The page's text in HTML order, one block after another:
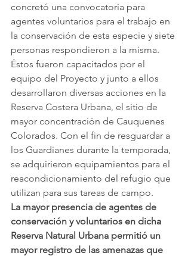
concretó una convocatoria para
agentes voluntarios para el trabajo en
la conservación de esta especie y siete
personas respondieron a la misma.
Éstos fueron capacitados por el
equipo del Proyecto y junto a ellos
desarrollaron diversas acciones en la
Reserva Costera Urbana, el sitio de
mayor concentración de Cauquenes
Colorados. Con el fin de resguardar a
los Guardianes durante la temporada,
se adquirieron equipamientos para el
reacondicionamiento del refugio que
utilizan para sus tareas de campo.
La mayor presencia de agentes de
conservación y voluntarios en dicha
Reserva Natural Urbana permitió un
mayor registro de las amenazas que